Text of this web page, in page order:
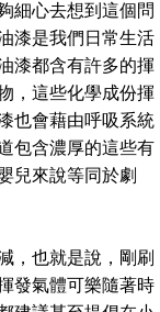
細心去想到這個問
漆是我們日常生活
漆都含有許多的揮
，這些化學成份揮
也會藉由呼吸系統
包含濃厚的這些有
兒來說等同於劇
，也就是說，剛刷
發氣體可樂隨著時